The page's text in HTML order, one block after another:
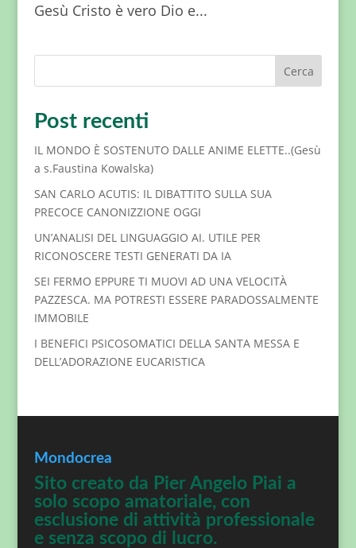
Gesù Cristo è vero Dio e...
Cerca
Post recenti
IL MONDO È SOSTENUTO DALLE ANIME ELETTE..(Gesù
a s.Faustina Kowalska)
SAN CARLO ACUTIS: IL DIBATTITO SULLA SUA
PRECOCE CANONIZZIONE OGGI
UN’ANALISI DEL LINGUAGGIO AI. UTILE PER
RICONOSCERE TESTI GENERATI DA IA
SEI FERMO EPPURE TI MUOVI AD UNA VELOCITÀ
PAZZESCA. MA POTRESTI ESSERE PARADOSSALMENTE
IMMOBILE
I BENEFICI PSICOSOMATICI DELLA SANTA MESSA E
DELL’ADORAZIONE EUCARISTICA
Mondocrea
Sito creato da Pier Angelo Piai a
solo scopo amatoriale, con
esclusione di attività professionale
e senza scopo di lucro.